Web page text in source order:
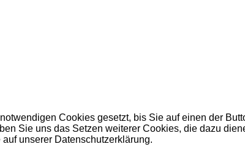
Cookies gesetzt, bis Sie auf einen der
Sie uns das Setzen weiterer Cookies, die dazu
unserer Datenschutzerklärung.